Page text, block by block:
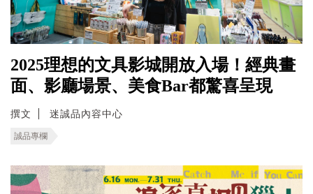
2025理想的文具影城開放入場！經典畫
面、影廳場景、美食Bar都驚喜呈現
撰文 迷誠品內容中心
誠品專欄